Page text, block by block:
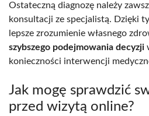
Ostateczną diagnozę należy
konsultacji ze specjalistą. Dzięki
lepsze zrozumienie własnego
szybszego podejmowania decyzji
konieczności interwencji
Jak mogę sprawdzić
przed wizytą online?